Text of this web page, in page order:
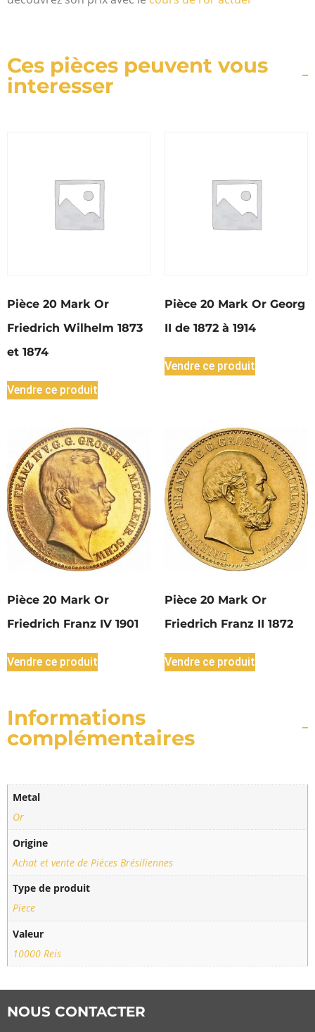
Ces pièces peuvent vous
interesser
Pièce 20 Mark Or
Friedrich Wilhelm 1873
et 1874
Vendre ce produit
Pièce 20 Mark Or Georg
II de 1872 à 1914
Vendre ce produit
Pièce 20 Mark Or
Friedrich Franz IV 1901
Vendre ce produit
Pièce 20 Mark Or
Friedrich Franz II 1872
Vendre ce produit
Informations
complémentaires
Metal
Or
Origine
Achat et vente de Pièces Brésiliennes
Type de produit
Piece
Valeur
10000 Reis
NOUS CONTACTER